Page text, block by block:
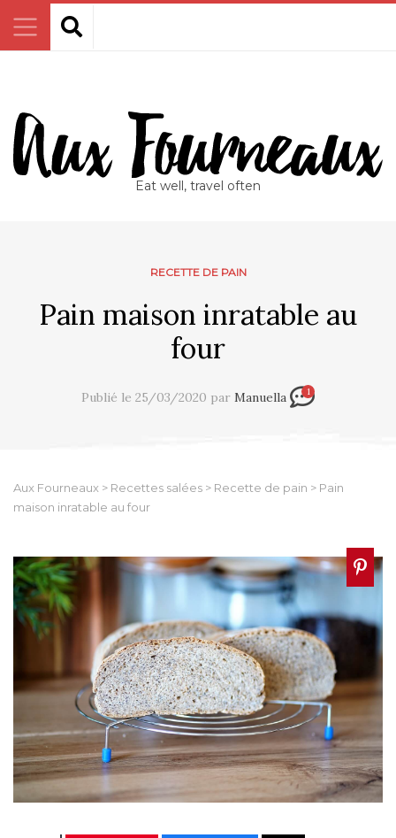
Eat well, travel often
RECETTE DE PAIN
Pain maison inratable au
four
Publié le 25/03/2020 par Manuella 1
Aux Fourneaux > Recettes salées > Recette de pain > Pain
maison inratable au four